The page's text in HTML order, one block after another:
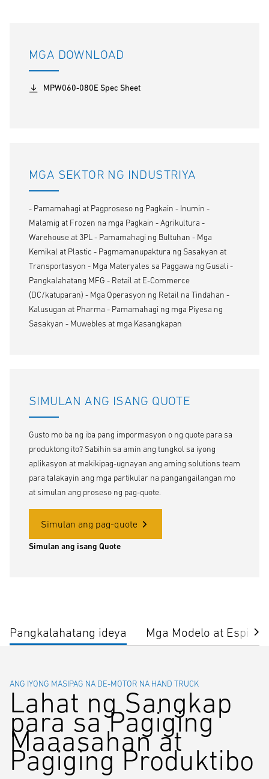
MGA DOWNLOAD
MPW060-080E Spec Sheet
MGA SEKTOR NG INDUSTRIYA
- Pamamahagi at Pagproseso ng Pagkain - Inumin -
Malamig at Frozen na mga Pagkain - Agrikultura -
Warehouse at 3PL - Pamamahagi ng Bultuhan - Mga
Kemikal at Plastic - Pagmamanupaktura ng Sasakyan at
Transportasyon - Mga Materyales sa Paggawa ng Gusali -
Pangkalahatang MFG - Retail at E-Commerce
(DC/katuparan) - Mga Operasyon ng Retail na Tindahan -
Kalusugan at Pharma - Pamamahagi ng mga Piyesa ng
Sasakyan - Muwebles at mga Kasangkapan
SIMULAN ANG ISANG QUOTE
Gusto mo ba ng iba pang impormasyon o ng quote para sa
produktong ito? Sabihin sa amin ang tungkol sa iyong
aplikasyon at makikipag-ugnayan ang aming solutions team
para talakayin ang mga partikular na pangangailangan mo
at simulan ang proseso ng pag-quote.
Simulan ang pag-quote
Simulan ang isang Quote
Pangkalahatang ideya Mga Modelo at
ANG IYONG MASIPAG NA DE-MOTOR NA HAND TRUCK
Lahat ng Sangkap
para sa Pagiging
Maaasahan at
Pagiging Produktibo